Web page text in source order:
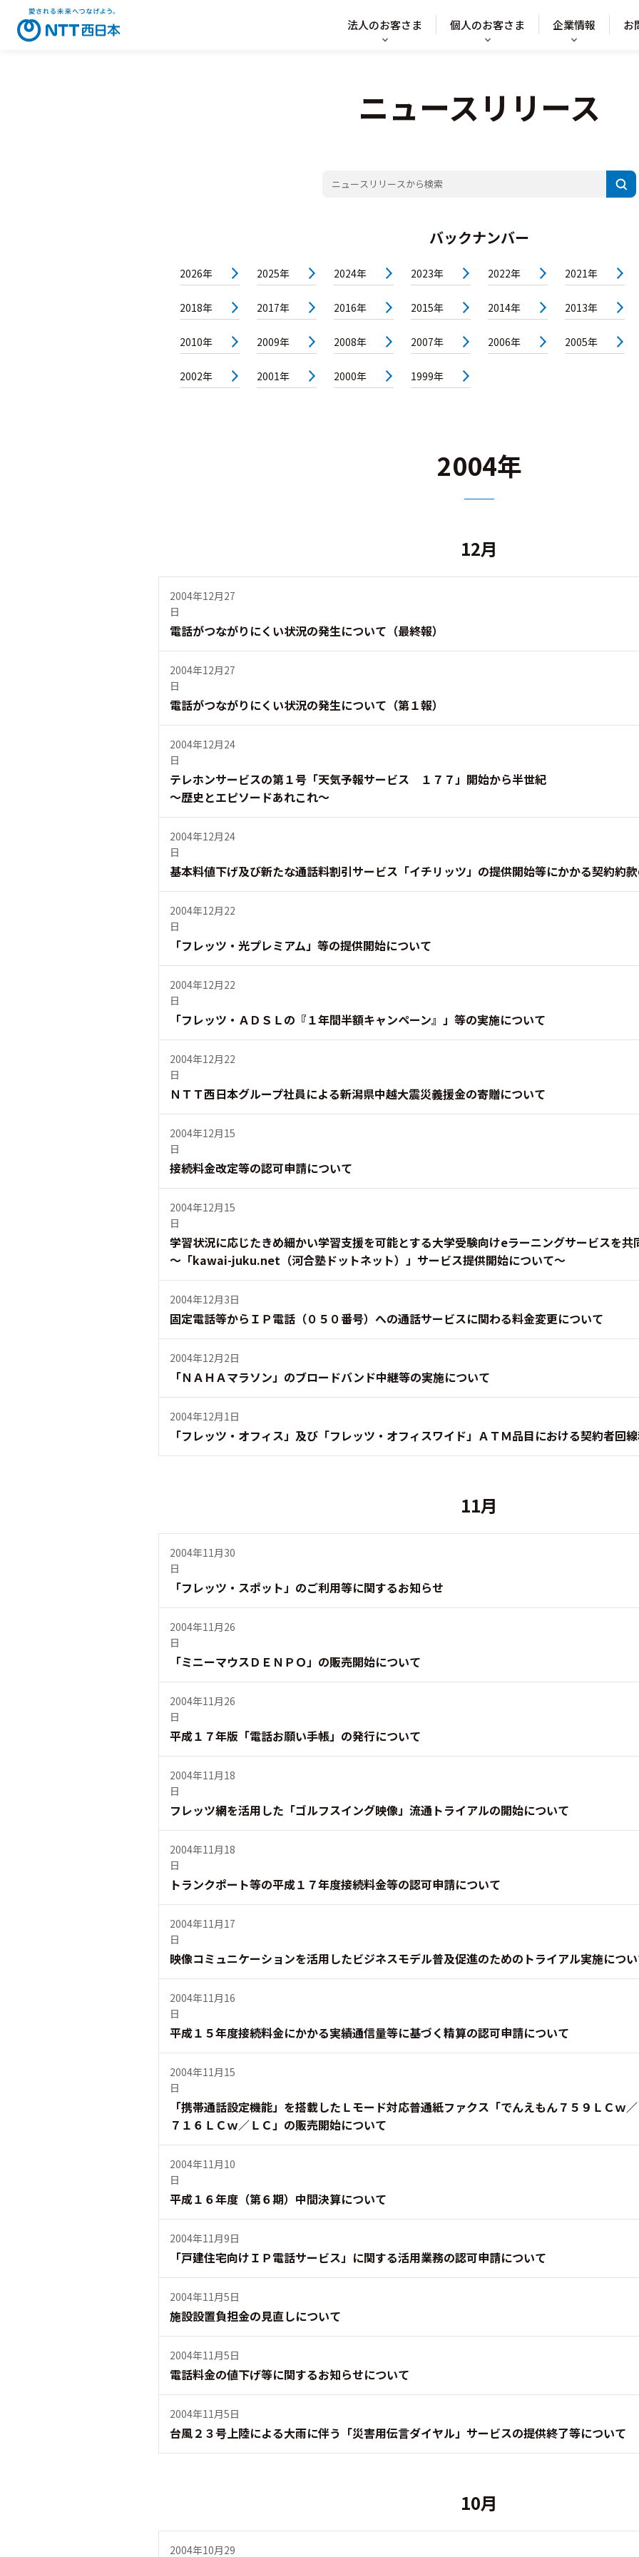
法人のお客さま 個人のお客さま 企業情報 お
ニュースリリース
バックナンバー
2026年 2025年 2024年 2023年 2022年 2021年
2018年 2017年 2016年 2015年 2014年 2013年
2010年 2009年 2008年 2007年 2006年 2005年
2002年 2001年 2000年 1999年
2004年
12月
2004年12月27
日
電話がつながりにくい状況の発生について（最終報）
2004年12月27
日
電話がつながりにくい状況の発生について（第１報）
2004年12月24
日
テレホンサービスの第１号「天気予報サービス １７７」開始から半世紀
〜歴史とエピソードあれこれ〜
2004年12月24
日
基本料値下げ及び新たな通話料割引サービス「イチリッツ」の提供開始等にかかる契約約
2004年12月22
日
「フレッツ・光プレミアム」等の提供開始について
2004年12月22
日
「フレッツ・ＡＤＳＬの『１年間半額キャンペーン』」等の実施について
2004年12月22
日
ＮＴＴ西日本グループ社員による新潟県中越大震災義援金の寄贈について
2004年12月15
日
接続料金改定等の認可申請について
2004年12月15
日
学習状況に応じたきめ細かい学習支援を可能とする大学受験向けeラーニングサービスを共
〜「kawai-juku.net（河合塾ドットネット）」サービス提供開始について〜
2004年12月3日
固定電話等からＩＰ電話（０５０番号）への通話サービスに関わる料金変更について
2004年12月2日
「ＮＡＨＡマラソン」のブロードバンド中継等の実施について
2004年12月1日
「フレッツ・オフィス」及び「フレッツ・オフィスワイド」ＡＴＭ品目における契約者回
11月
2004年11月30
日
「フレッツ・スポット」のご利用等に関するお知らせ
2004年11月26
日
「ミニーマウスＤＥＮＰＯ」の販売開始について
2004年11月26
日
平成１７年版「電話お願い手帳」の発行について
2004年11月18
日
フレッツ網を活用した「ゴルフスイング映像」流通トライアルの開始について
2004年11月18
日
トランクポート等の平成１７年度接続料金等の認可申請について
2004年11月17
日
映像コミュニケーションを活用したビジネスモデル普及促進のためのトライアル実施につ
2004年11月16
日
平成１５年度接続料金にかかる実績通信量等に基づく精算の認可申請について
2004年11月15
日
「携帯通話設定機能」を搭載したＬモード対応普通紙ファクス「でんえもん７５９ＬＣｗ
７１６ＬＣｗ／ＬＣ」の販売開始について
2004年11月10
日
平成１６年度（第６期）中間決算について
2004年11月9日
「戸建住宅向けＩＰ電話サービス」に関する活用業務の認可申請について
2004年11月5日
施設設置負担金の見直しについて
2004年11月5日
電話料金の値下げ等に関するお知らせについて
2004年11月5日
台風２３号上陸による大雨に伴う「災害用伝言ダイヤル」サービスの提供終了等について
10月
2004年10月29